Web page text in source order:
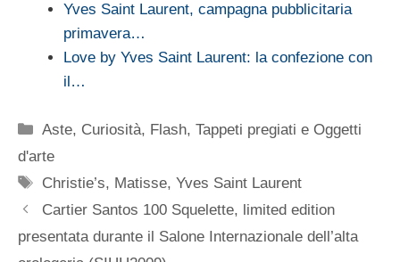
Yves Saint Laurent, campagna pubblicitaria
primavera…
Love by Yves Saint Laurent: la confezione con
il…
Categorie
Aste, Curiosità, Flash,Tappeti pregiati e Oggetti
d'arte
Tag
Christie’s, Matisse,Yves Saint Laurent
Cartier Santos 100 Squelette, limited edition
presentata durante il Salone Internazionale dell’alta